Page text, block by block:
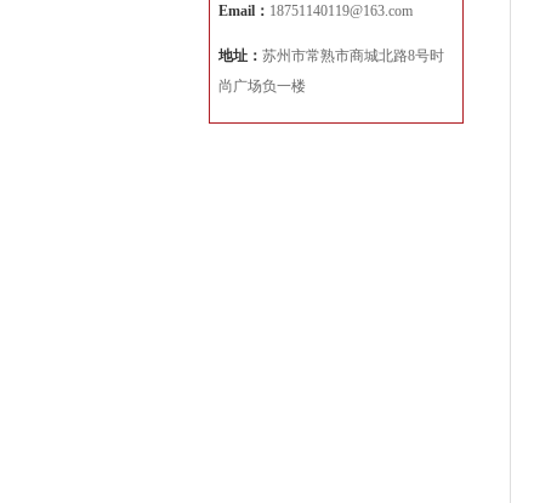
Email： 18751140119@163.com
地址： 苏州市常熟市商城北路8号时
尚广场负一楼